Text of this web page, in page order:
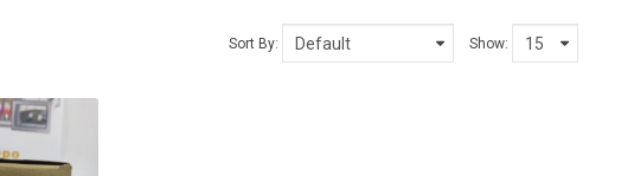
Sort By: Show: